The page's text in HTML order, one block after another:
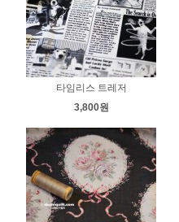
타임리스 트레저
3,800원